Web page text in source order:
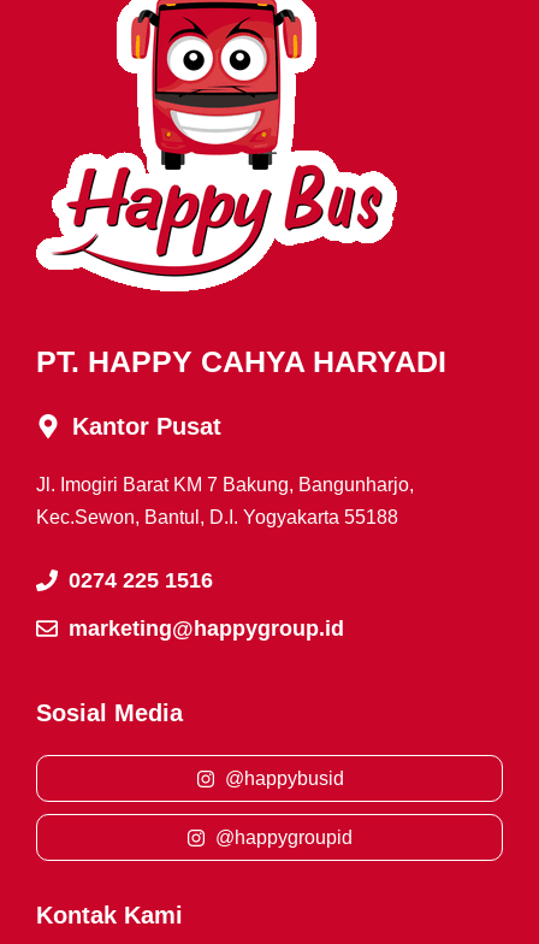
PT. HAPPY CAHYA HARYADI
Kantor Pusat
Jl. Imogiri Barat KM 7 Bakung, Bangunharjo,
Kec.Sewon, Bantul, D.I. Yogyakarta 55188
0274 225 1516
marketing@happygroup.id
Sosial Media
@happybusid
@happygroupid
Kontak Kami